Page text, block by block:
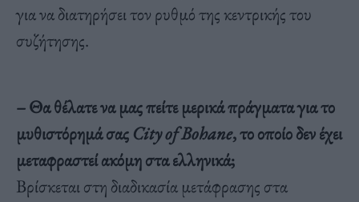
για να διατηρήσει τον ρυθμό της κεντρικής του
συζήτησης.
– Θα θέλατε να μας πείτε μερικά πράγματα για το
μυθιστόρημά σας CityofBohane, το οποίο δεν έχει
μεταφραστεί ακόμη στα ελληνικά;
Βρίσκεται στη διαδικασία μετάφρασης στα